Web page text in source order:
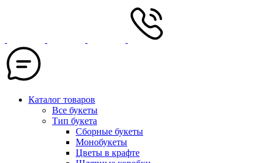
Каталог товаров
Все букеты
Тип букета
Сборные букеты
Монобукеты
Цветы в крафте